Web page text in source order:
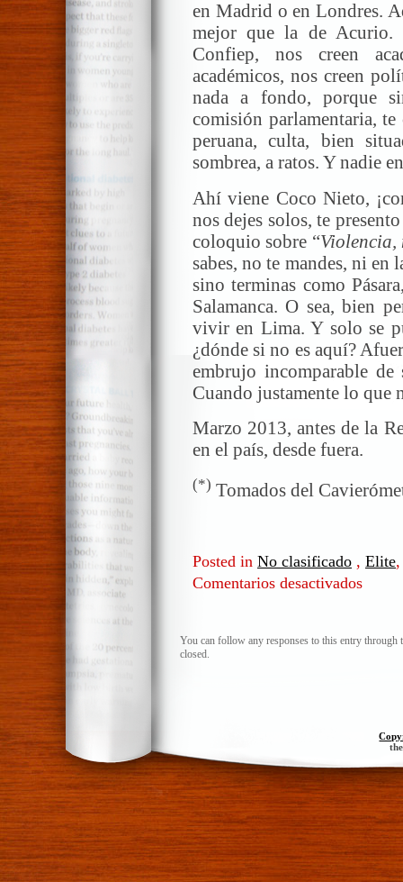
en Madrid o en Londres.
mejor que la de Acurio.
Confiep, nos creen
académicos, nos creen
nada a fondo, porque
comisión parlamentaria,
peruana, culta, bien
sombrea, a ratos. Y nadie
Ahí viene Coco Nieto,
nos dejes solos, te
coloquio sobre “Violencia,
sabes, no te mandes, ni en
sino terminas como
Salamanca. O sea, bien
vivir en Lima. Y solo se
¿dónde si no es aquí?
embrujo incomparable
Cuando justamente lo que
Marzo 2013, antes de la
en el país, desde fuera.
(*) Tomados del
Posted in No clasificado , Elite
Comentarios desactivados
ser
Antonio
You can follow any responses to this entry through
closed.